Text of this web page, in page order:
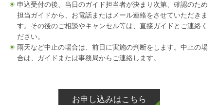
申込受付の後、当日のガイド担当者が決まり次第、確認のため
担当ガイドから、お電話またはメール連絡をさせていただきま
す。その後のご相談やキャンセル等は、直接ガイドとご連絡く
ださい。
雨天など中止の場合は、前日に実施の判断をします。中止の場
合は、ガイドまたは事務局からご連絡します。
お申し込みはこちら